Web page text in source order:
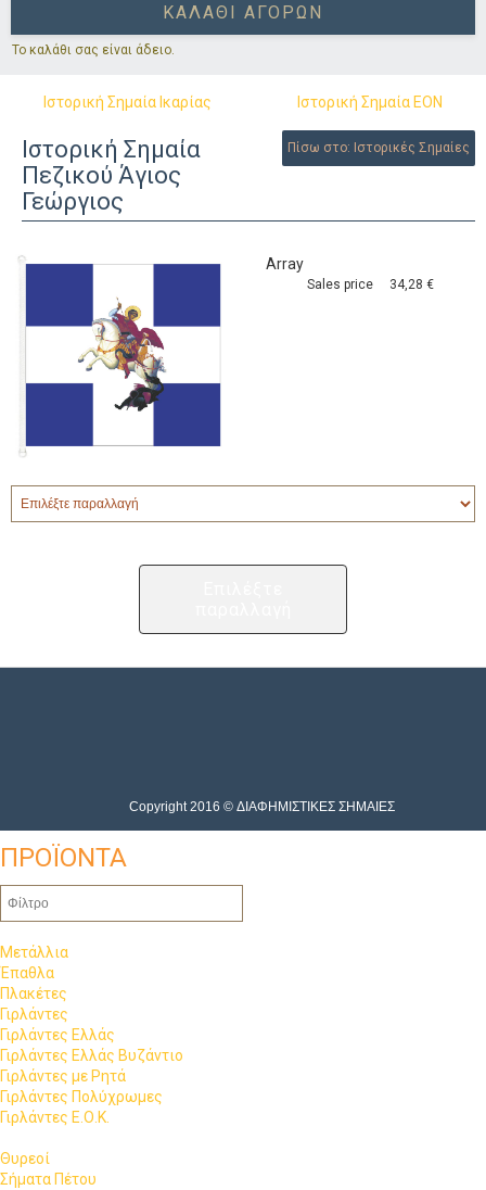
ΚΑΛΆΘΙ ΑΓΟΡΏΝ
Το καλάθι σας είναι άδειο.
Ιστορική Σημαία Ικαρίας Ιστορική Σημαία ΕΟΝ
Πίσω στο: Ιστορικές Σημαίες
Ιστορική Σημαία
Πεζικού Άγιος
Γεώργιος
Array
Sales price 34,28 €
Copyright 2016 © ΔΙΑΦΗΜΙΣΤΙΚΕΣ ΣΗΜΑΙΕΣ
ΠΡΟΪΟΝΤΑ
Μετάλλια
Έπαθλα
Πλακέτες
Γιρλάντες
Γιρλάντες Ελλάς
Γιρλάντες Ελλάς Βυζάντιο
Γιρλάντες με Ρητά
Γιρλάντες Πολύχρωμες
Γιρλάντες Ε.Ο.Κ.
Θυρεοί
Σήματα Πέτου